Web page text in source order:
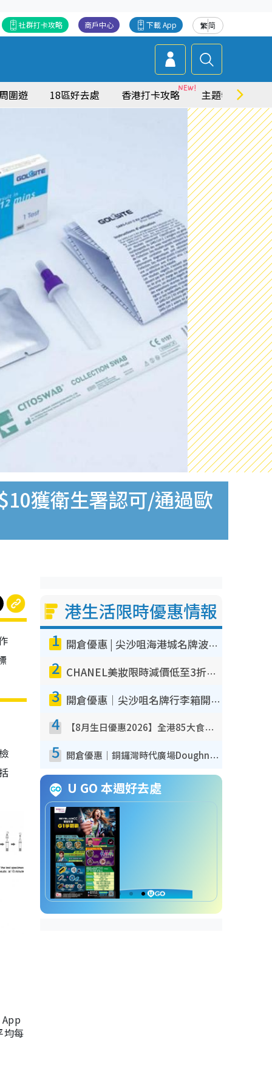
繁简
下載 App
商戶中心
社群打卡攻略
圍遊 18區好去處 香港打卡攻略 主題特集
獲衛生署認可/通過歐
均每
港生活限時優惠情報
1 開倉優惠 | 尖沙咀海港城名牌波鞋開倉低至1折！On鞋$899起／Joy&Peace鞋履$98起
2 CHANEL美妝限時減價低至3折！人氣粉底/唇膏/精華液低至$275！COCO香水都有平
3 開倉優惠｜尖沙咀名牌行李箱開倉低至4折！一連5日 American Tourister/ace./Hallmark $200起！
4 【8月生日優惠2026】全港85大食買玩著數攻略 自助餐/火鍋放題同行免費＋誠品/DONKI送現金券
5 開倉優惠｜銅鑼灣時代廣場Doughnut/Campo Marzio開倉低至1折！背囊、書包、手袋劈價$200起
U GO 本週好去處